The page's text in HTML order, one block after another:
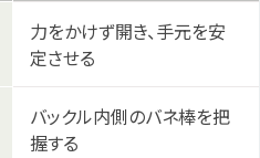
力をかけず開き、手元を安
定させる
バックル内側のバネ棒を把
握する